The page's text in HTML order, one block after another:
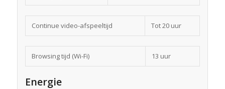
Continue video-afspeeltijd Tot 20 uur
Browsing tijd (Wi-Fi) 13 uur
Energie